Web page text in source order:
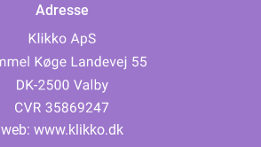
Adresse
web: www.klikko.dk